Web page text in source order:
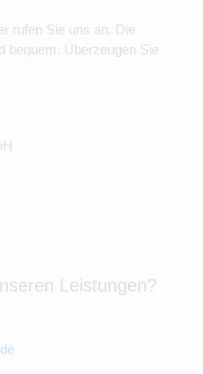
rufen Sie uns an. Die
bequem. Überzeugen Sie
Leistungen?